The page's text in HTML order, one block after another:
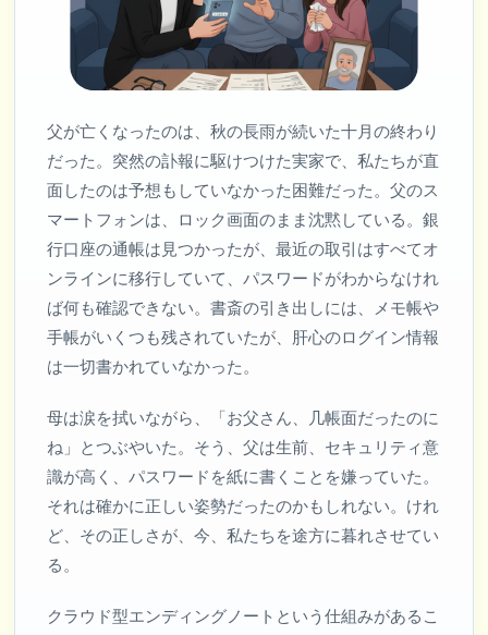
父が亡くなったのは、秋の長雨が続いた十月の終わり
だった。突然の訃報に駆けつけた実家で、私たちが直
面したのは予想もしていなかった困難だった。父のス
マートフォンは、ロック画面のまま沈黙している。銀
行口座の通帳は見つかったが、最近の取引はすべてオ
ンラインに移行していて、パスワードがわからなけれ
ば何も確認できない。書斎の引き出しには、メモ帳や
手帳がいくつも残されていたが、肝心のログイン情報
は一切書かれていなかった。
母は涙を拭いながら、「お父さん、几帳面だったのに
ね」とつぶやいた。そう、父は生前、セキュリティ意
識が高く、パスワードを紙に書くことを嫌っていた。
それは確かに正しい姿勢だったのかもしれない。けれ
ど、その正しさが、今、私たちを途方に暮れさせてい
る。
クラウド型エンディングノートという仕組みがあるこ